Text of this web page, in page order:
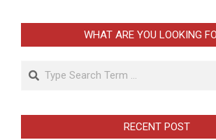
WHAT ARE YOU LOOKING
Search
RECENT POST